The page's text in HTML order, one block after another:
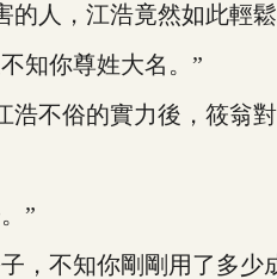
人，江浩竟然如此輕鬆
你尊姓大名。”
不俗的實力後，筱翁對
”
不知你剛剛用了多少